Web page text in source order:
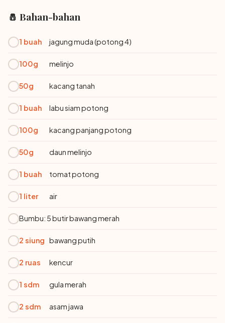
🧂 Bahan-bahan
1 buah jagung muda (potong 4)
100g melinjo
50g kacang tanah
1 buah labu siam potong
100g kacang panjang potong
50g daun melinjo
1 buah tomat potong
1 liter air
Bumbu: 5 butir bawang merah
2 siung bawang putih
2 ruas kencur
1 sdm gula merah
2 sdm asam jawa